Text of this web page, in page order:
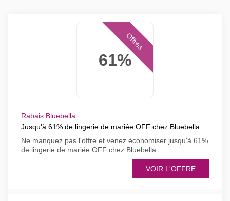
61%
Offres
Rabais Bluebella
Jusqu'à 61% de lingerie de mariée OFF chez Bluebella
Ne manquez pas l'offre et venez économiser jusqu'à 61%
de lingerie de mariée OFF chez Bluebella
VOIR L'OFFRE